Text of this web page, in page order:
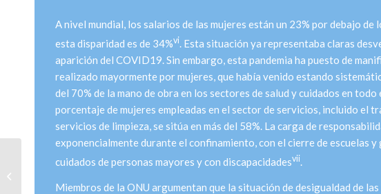
A nivel mundial, los salarios de las mujeres están un 23% por debajo de
esta disparidad es de 34%vi. Esta situación ya representaba claras
aparición del COVID19. Sin embargo, esta pandemia ha puesto de
realizado mayormente por mujeres, que había venido estando
del 70% de la mano de obra en los sectores de salud y cuidados en
porcentaje de mujeres empleadas en el sector de servicios, incluido el
servicios de limpieza, se sitúa en más del 58%. La carga de
exponencialmente durante el confinamiento, con el cierre de escuelas
cuidados de personas mayores y con discapacidadesvii.
Miembros de la ONU argumentan que la situación de desigualdad de
De la transparencia a la
rendición de cuentas